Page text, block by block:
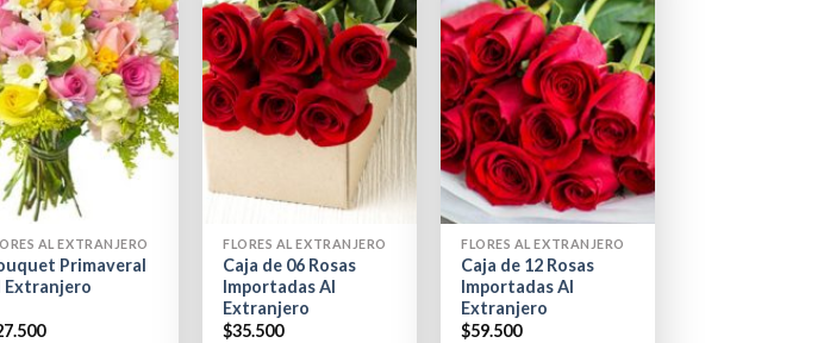
AL EXTRANJERO
Primaveral
Extranjero
+
FLORES AL EXTRANJERO
Caja de 06 Rosas
Importadas Al
Extranjero
$35.500
+
FLORES AL EXTRANJERO
Caja de 12 Rosas
Importadas Al
Extranjero
$59.500